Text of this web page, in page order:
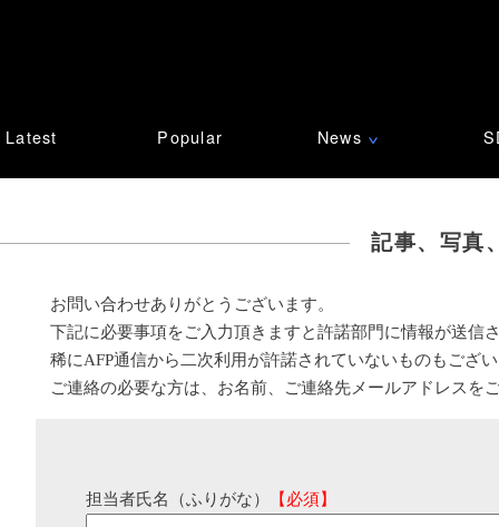
Latest Popular News ∨
記事、写真
お問い合わせありがとうございます。
下記に必要事項をご入力頂きますと許諾部門に情報が送信
稀にAFP通信から二次利用が許諾されていないものもござ
ご連絡の必要な方は、お名前、ご連絡先メールアドレスを
担当者氏名（ふりがな） 【必須】